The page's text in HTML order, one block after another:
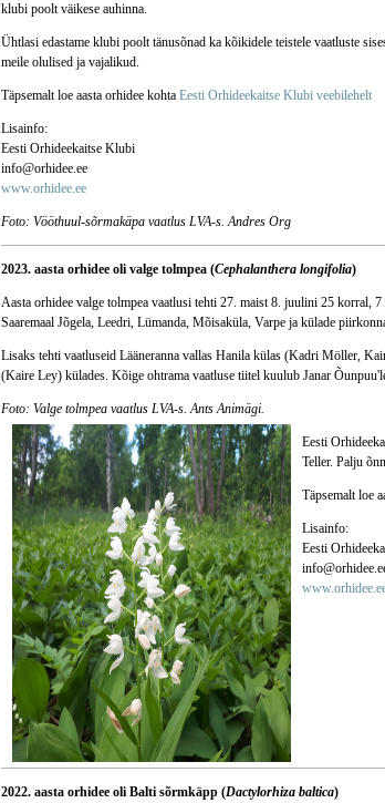
klubi poolt väikese auhinna.
Ühtlasi edastame klubi poolt tänusõnad ka kõikidele teistele vaatluste
meile olulised ja vajalikud.
Täpsemalt loe aasta orhidee kohtaEesti Orhideekaitse Klubi veebilehelt
Lisainfo:
Eesti Orhideekaitse Klubi
info@orhidee.ee
www.orhidee.ee
Foto: Vööthuul-sõrmakäpa vaatlus LVA-s. Andres Org
2023. aasta orhidee oli valge tolmpea (Cephalanthera longifolia)
Aasta orhidee valge tolmpea vaatlusi tehti 27. maist 8. juulini 25 korral,
Saaremaal Jõgela, Leedri, Lümanda, Mõisaküla, Varpe ja külade
Lisaks tehti vaatluseid Lääneranna vallas Hanila külas (Kadri Möller,
(Kaire Ley) külades. Kõige ohtrama vaatluse tiitel kuulub Janar
Foto: Valge tolmpea vaatlus LVA-s. Ants Animägi.
Eesti
Teller. Palju
Täpsemalt loe
Lisainfo:
Eesti
2022. aasta orhidee oli Balti sõrmkäpp (Dactylorhiza baltica)